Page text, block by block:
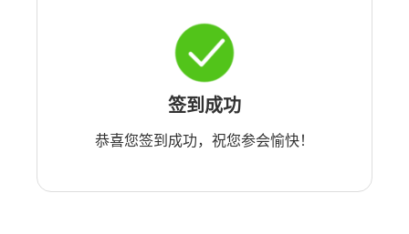
签到成功
恭喜您签到成功，祝您参会愉快！